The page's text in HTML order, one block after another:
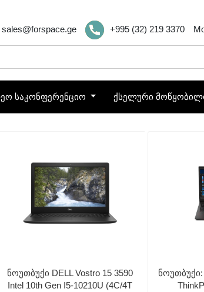
sales@forspace.ge +995 (32) 219 3370
საკონფერენციო ქსელური
Ნოუთბუქი DELL Vostro 15 3590
Intel 10th Gen I5-10210U (4C/4T
Ნოუთბუქი: